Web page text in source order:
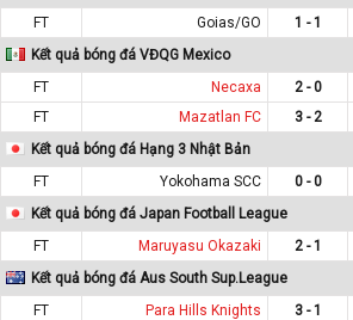
FT
Goias/GO 1 - 1
Kết quả bóng đá VĐQG Mexico
FT
Necaxa 2 - 0
FT
Mazatlan FC 3 - 2
Kết quả bóng đá Hạng 3 Nhật Bản
FT
Yokohama SCC 0 - 0
Kết quả bóng đá Japan Football League
FT
Maruyasu Okazaki 2 - 1
Kết quả bóng đá Aus South Sup.League
FT
Para Hills Knights 3 - 1